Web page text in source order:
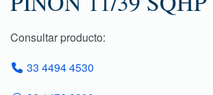
Consultar producto:
33 4494 4530